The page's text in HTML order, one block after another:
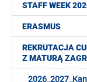
STAFF WEEK
ERASMUS
REKRUTACJA
Z MATURĄ